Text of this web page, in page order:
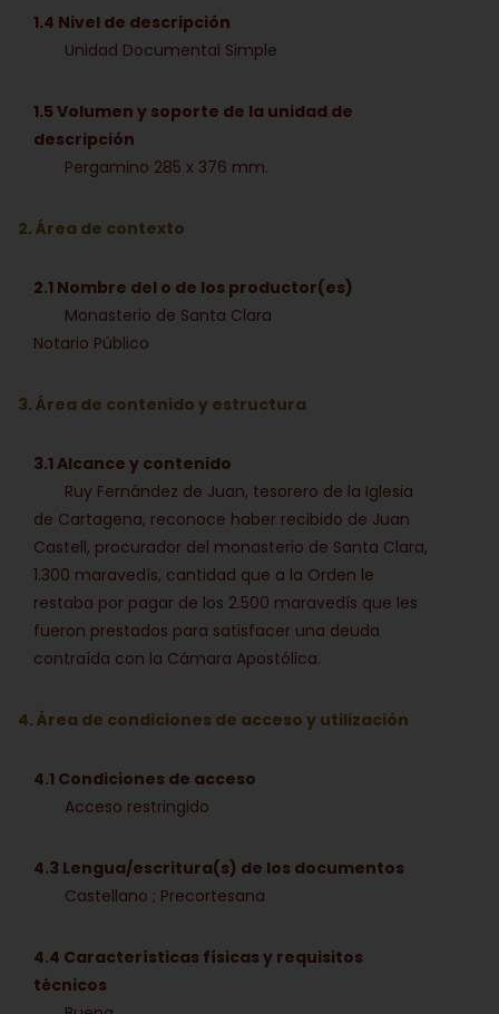
1.4 Nivel de descripción
Unidad Documental Simple
1.5 Volumen y soporte de la unidad de
descripción
Pergamino 285 x 376 mm.
2. Área de contexto
2.1 Nombre del o de los productor(es)
Monasterio de Santa Clara
Notario Público
3. Área de contenido y estructura
3.1 Alcance y contenido
Ruy Fernández de Juan, tesorero de la Iglesia
de Cartagena, reconoce haber recibido de Juan
Castell, procurador del monasterio de Santa Clara,
1.300 maravedís, cantidad que a la Orden le
restaba por pagar de los 2.500 maravedís que les
fueron prestados para satisfacer una deuda
contraída con la Cámara Apostólica.
4. Área de condiciones de acceso y utilización
4.1 Condiciones de acceso
Acceso restringido
4.3 Lengua/escritura(s) de los documentos
Castellano ; Precortesana
4.4 Características físicas y requisitos
técnicos